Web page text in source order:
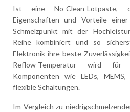
Ist eine No-Clean-Lotpaste,
Eigenschaften und Vorteile
Schmelzpunkt mit der
Reihe kombiniert und so
Elektronik ihre beste
Reflow-Temperatur wird für
Komponenten wie LEDs,
flexible Schaltungen.
Im Vergleich zu